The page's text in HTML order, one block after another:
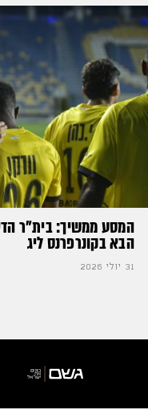
המסע ממשיך: בית"ר
הבא בקונרפרנס ליג
31 יולי 2026